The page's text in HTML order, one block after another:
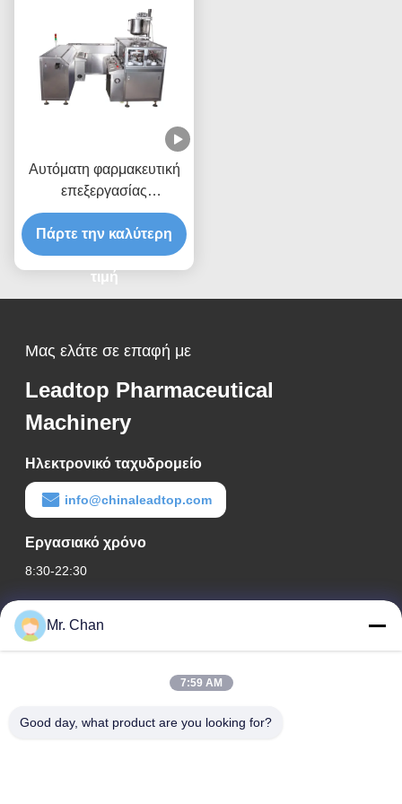
Αυτόματη φαρμακευτική
επεξεργασίας
συσκευασία Suppository
μηχανών ηπατική πυίδα
Πάρτε την καλύτερη
τιμή
Μας ελάτε σε επαφή με
Leadtop Pharmaceutical
Machinery
Ηλεκτρονικό ταχυδρομείο
info@chinaleadtop.com
Εργασιακό χρόνο
8:30-22:30
Η διεύθυνσή μας
Διεύθυνση εταιρείας
Διεύθυνση εργοστασίου
Mr. Chan
7:59 AM
Good day, what product are you looking for?